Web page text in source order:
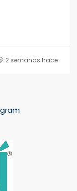
2 semanas hace